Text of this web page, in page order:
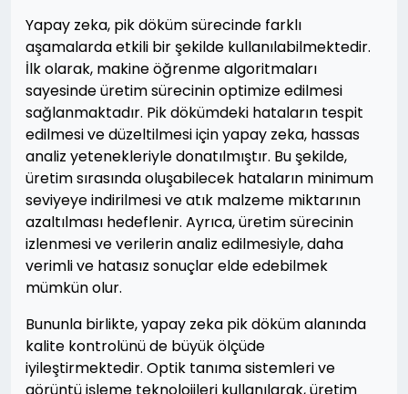
Yapay zeka, pik döküm sürecinde farklı
aşamalarda etkili bir şekilde kullanılabilmektedir.
İlk olarak, makine öğrenme algoritmaları
sayesinde üretim sürecinin optimize edilmesi
sağlanmaktadır. Pik dökümdeki hataların tespit
edilmesi ve düzeltilmesi için yapay zeka, hassas
analiz yetenekleriyle donatılmıştır. Bu şekilde,
üretim sırasında oluşabilecek hataların minimum
seviyeye indirilmesi ve atık malzeme miktarının
azaltılması hedeflenir. Ayrıca, üretim sürecinin
izlenmesi ve verilerin analiz edilmesiyle, daha
verimli ve hatasız sonuçlar elde edebilmek
mümkün olur.
Bununla birlikte, yapay zeka pik döküm alanında
kalite kontrolünü de büyük ölçüde
iyileştirmektedir. Optik tanıma sistemleri ve